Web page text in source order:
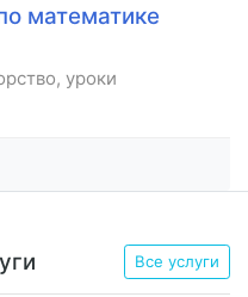
математике
уроки
Все услуги